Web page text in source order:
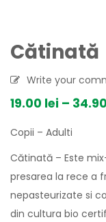
Cătinată
Write your
19.00 lei – 34.90
Copii – Adulti
Cătinată – Este
presarea la rece a
nepasteurizate si
din cultura bio